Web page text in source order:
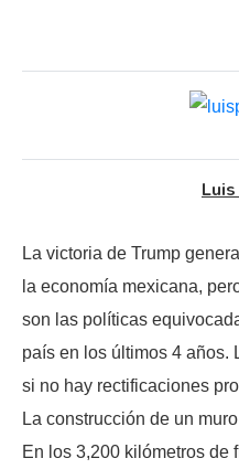
La victoria de Trump
la economía mexicana,
son las políticas
país en los últimos 4 años.
si no hay rectificaciones
La construcción de un
En los 3,200 kilómetros de